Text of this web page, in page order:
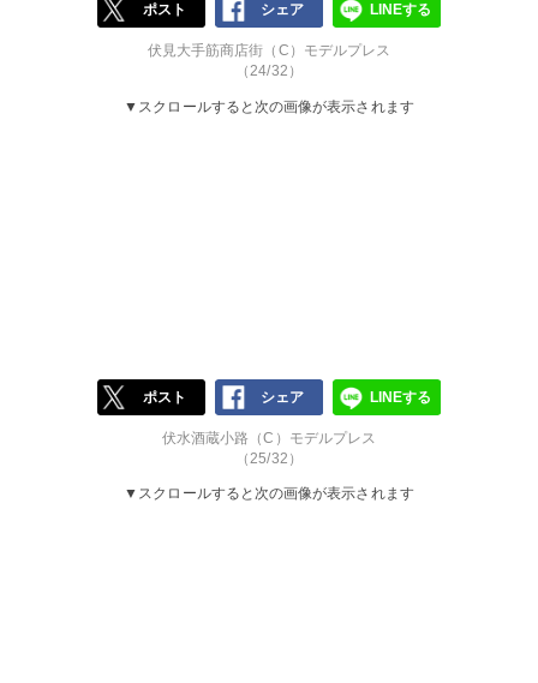
ポスト シェア LINEする
伏見大手筋商店街（C）モデルプレス
（24/32）
▼スクロールすると次の画像が表示されます
ポスト シェア LINEする
伏水酒蔵小路（C）モデルプレス
（25/32）
▼スクロールすると次の画像が表示されます